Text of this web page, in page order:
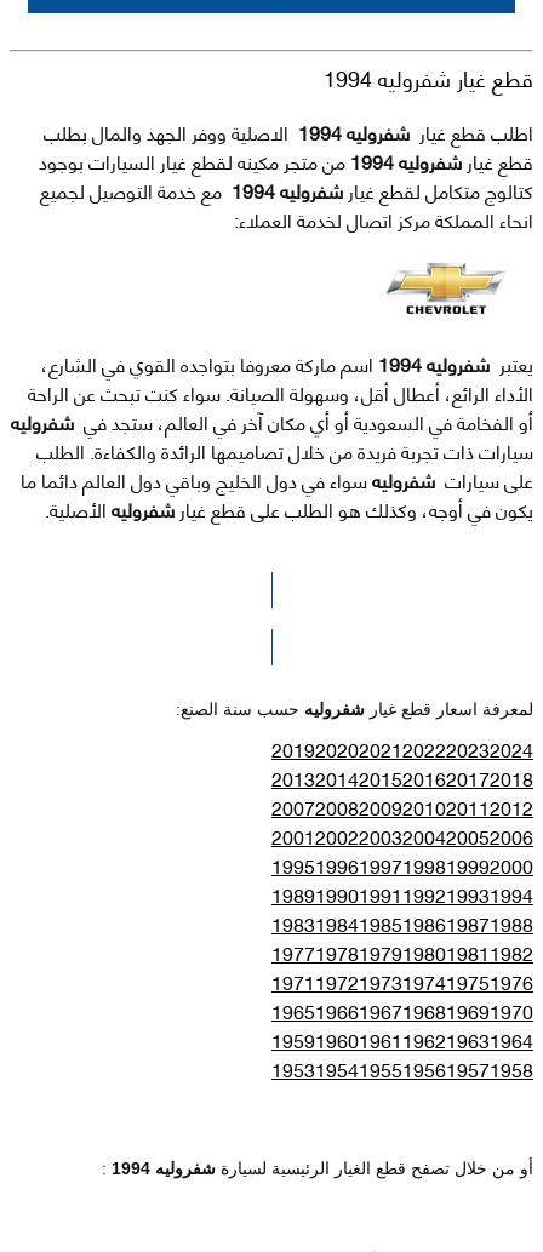
قطع غيار شفروليه 1994
اطلب قطع غيار
الاصلية ووفر الجهد والمال بطلب
قطع غيار شفروليه 1994
من متجر مكينه لقطع غيار السيارات بوجود
كتالوج متكامل لقطع غيار شفروليه 1994
مع خدمة التوصيل لجميع
انحاء المملكة مركز اتصال لخدمة العملاء:
يعتبر شفروليه 1994
اسم ماركة معروفا بتواجده القوي في الشارع،
الأداء الرائع، أعطال أقل، وسهولة الصيانة. سواء كنت تبحث عن الراحة
أو الفخامة في السعودية أو أي مكان آخر في العالم، ستجد في شفروليه
سيارات ذات تجربة فريدة من خلال تصاميمها الرائدة والكفاءة. الطلب
على سيارات شفروليهسواء في دول الخليج وباقي دول العالم دائما ما
يكون في أوجه، وكذلك هو الطلب على قطع غيار شفروليهالأصلية.
الرجاء الضغط هنا للوصول لصفحة البحث
لمعرفة اسعار قطع غيار شفروليه حسب سنة الصنع:
2024
2023
2022
2021
2020
2019
2018
2017
2016
2015
2014
2013
2012
2011
2010
2009
2008
2007
2006
2005
2004
2003
2002
2001
2000
1999
1998
1997
1996
1995
1994
1993
1992
1991
1990
1989
1988
1987
1986
1985
1984
1983
1982
1981
1980
1979
1978
1977
1976
1975
1974
1973
1972
1971
1970
1969
1968
1967
1966
1965
1964
1963
1962
1961
1960
1959
1958
1957
1956
1955
1954
1953
أو من خلال تصفح قطع الغيار الرئيسية لسيارة شفروليه 1994 :